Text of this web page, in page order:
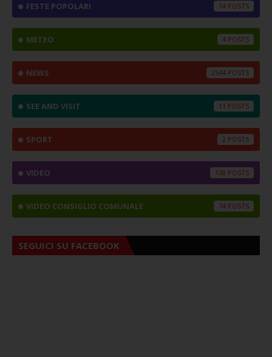
FESTE POPOLARI 14
METEO 4
NEWS 2544
SEE AND VISIT 11
SPORT 2
VIDEO 138
VIDEO CONSIGLIO COMUNALE 74
SEGUICI SU FACEBOOK